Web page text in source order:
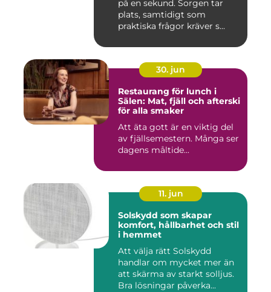
på en sekund. Sorgen tar
plats, samtidigt som
praktiska frågor kräver s...
30. jun
Restaurang för lunch i
Sälen: Mat, fjäll och afterski
för alla smaker
Att äta gott är en viktig del
av fjällsemestern. Många ser
dagens måltide...
11. jun
Solskydd som skapar
komfort, hållbarhet och stil
i hemmet
Att välja rätt Solskydd
handlar om mycket mer än
att skärma av starkt solljus.
Bra lösningar påverka...